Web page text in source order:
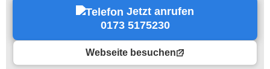
Jetzt anrufen
0173 5175230
Webseite besuchen